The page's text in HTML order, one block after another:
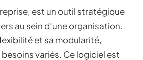
est un outil stratégique
au sein d’une organisation.
et sa modularité,
variés. Ce logiciel est